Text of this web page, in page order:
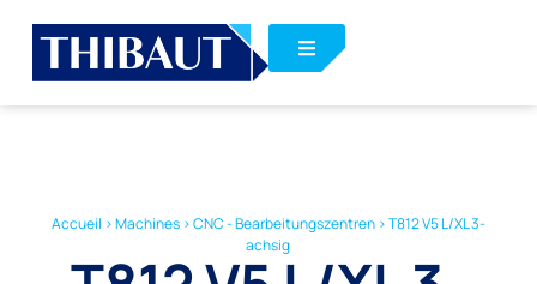
Accueil >Machines>CNC - Bearbeitungszentren>T812 V5 L/XL 3-
achsig